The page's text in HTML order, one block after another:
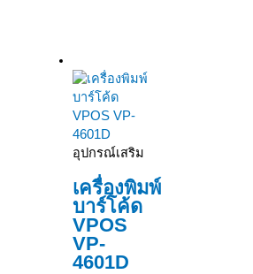
อุปกรณ์เสริม
เครื่องพิมพ์
บาร์โค้ด
VPOS
VP-
4601D